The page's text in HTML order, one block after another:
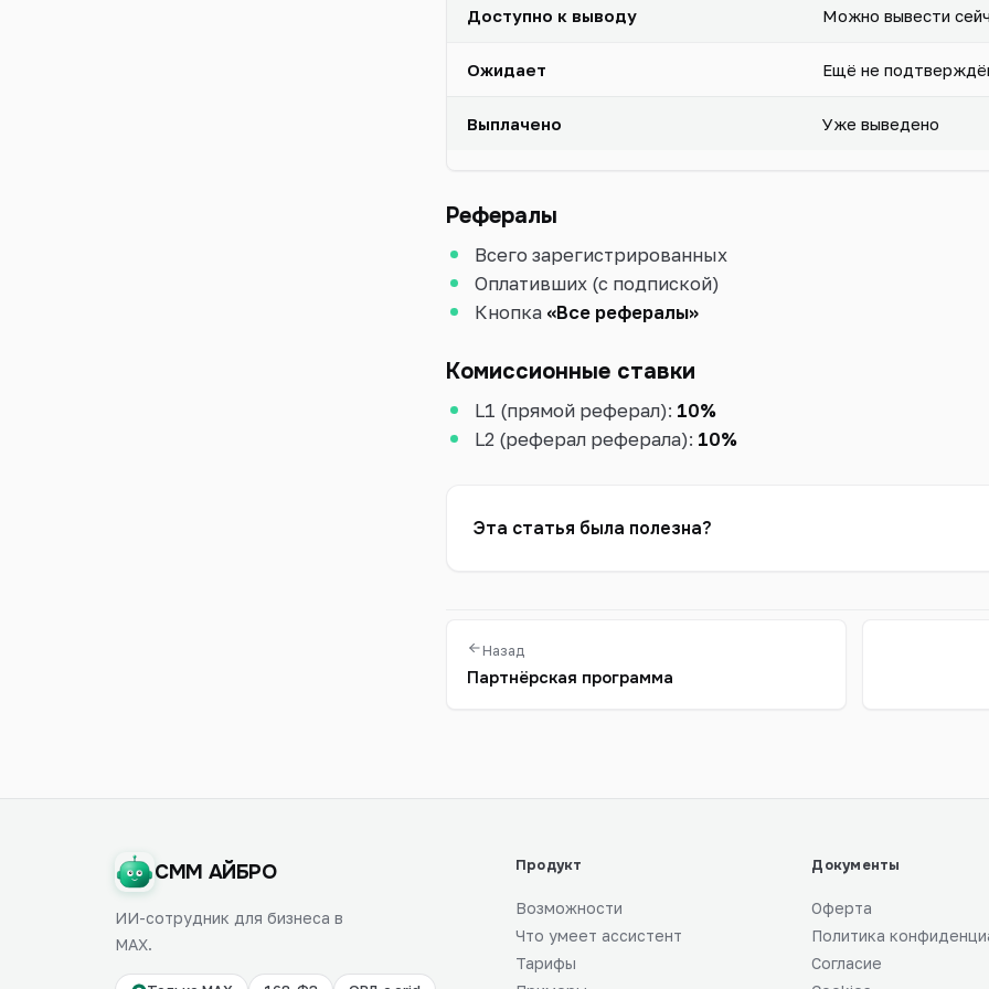
Доступно к выводу Можно вывести
Ожидает Ещё не
Выплачено Уже выведено
Рефералы
Всего зарегистрированных
Оплативших (с подпиской)
Кнопка «Все рефералы»
Комиссионные ставки
L1 (прямой реферал): 10%
L2 (реферал реферала): 10%
Эта статья была полезна?
Назад
Партнёрская программа
СММ АЙБРО
ИИ-сотрудник для бизнеса в
MAX.
Продукт
Возможности
Что умеет ассистент
Тарифы
Документы
Оферта
Политика
Согласие